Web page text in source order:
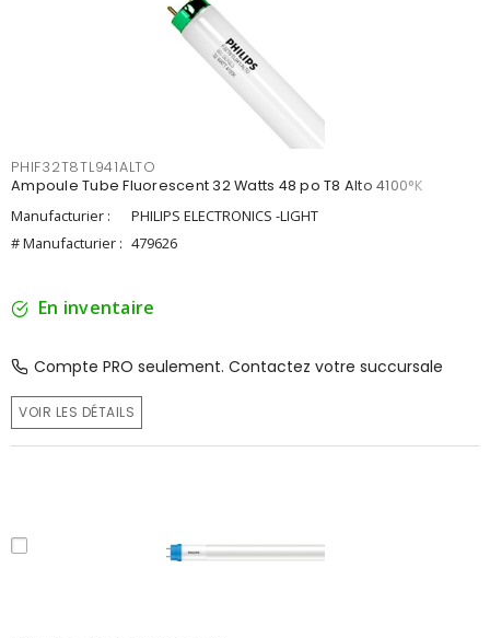
PHIF32T8TL941ALTO
Ampoule Tube Fluorescent 32 Watts 48 po T8 Alto 4100°K
Manufacturier :
PHILIPS ELECTRONICS -LIGHT
# Manufacturier : 479626
En inventaire
Compte PRO seulement. Contactez votre succursale
VOIR LES DÉTAILS